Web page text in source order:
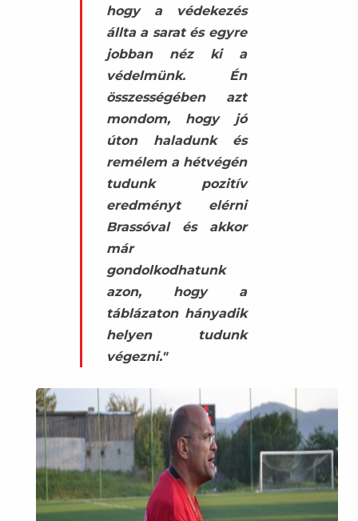
hogy a védekezés
állta a sarat és egyre
jobban néz ki a
védelmünk. Én
összességében azt
mondom, hogy jó
úton haladunk és
remélem a hétvégén
tudunk pozitív
eredményt elérni
Brassóval és akkor
már
gondolkodhatunk
azon, hogy a
táblázaton hányadik
helyen tudunk
végezni."